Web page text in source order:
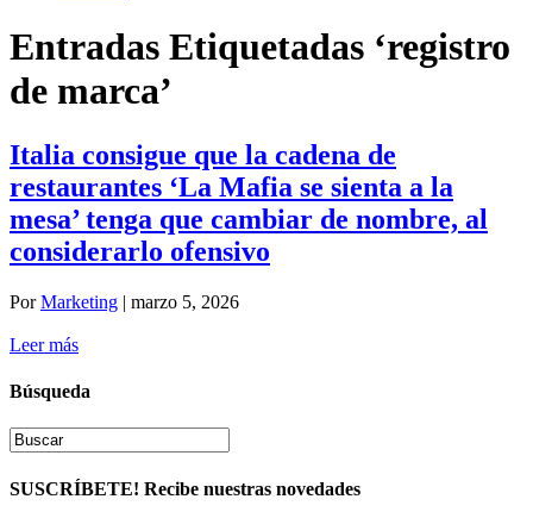
Entradas Etiquetadas ‘registro
de marca’
Italia consigue que la cadena de
restaurantes ‘La Mafia se sienta a la
mesa’ tenga que cambiar de nombre, al
considerarlo ofensivo
PorMarketing | marzo 5, 2026
Leer más
Búsqueda
SUSCRÍBETE! Recibe nuestras novedades